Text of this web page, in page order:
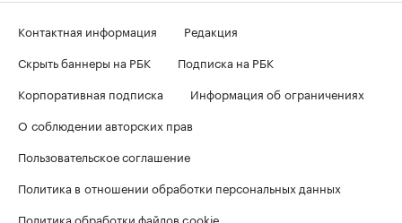
Контактная информация
Редакция
Скрыть баннеры на РБК
Подписка на РБК
Корпоративная подписка
Информация об ограничениях
О соблюдении авторских прав
Пользовательское соглашение
Политика в отношении обработки персональных данных
Политика обработки файлов cookie